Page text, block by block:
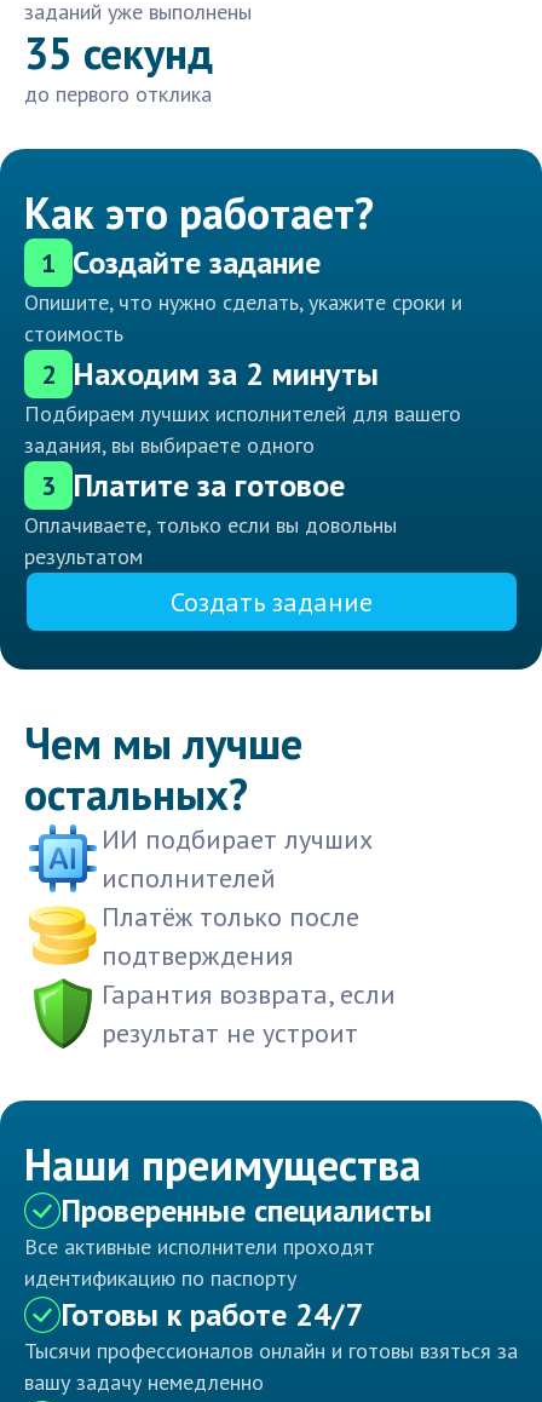
заданий уже выполнены
35 секунд
до первого отклика
Как это работает?
1 Создайте задание
Опишите, что нужно сделать, укажите сроки и
стоимость
2 Находим за 2 минуты
Подбираем лучших исполнителей для вашего
задания, вы выбираете одного
3 Платите за готовое
Оплачиваете, только если вы довольны
результатом
Создать задание
Чем мы лучше
остальных?
ИИ подбирает лучших
исполнителей
Платёж только после
подтверждения
Гарантия возврата, если
результат не устроит
Наши преимущества
Проверенные специалисты
Все активные исполнители проходят
идентификацию по паспорту
Готовы к работе 24/7
Тысячи профессионалов онлайн и готовы взяться за
вашу задачу немедленно